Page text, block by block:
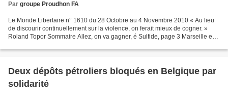
Par groupe Proudhon FA
Le Monde Libertaire n° 1610 du 28 Octobre au 4 Novembre 2010 « Au lieu
de discourir continuellement sur la violence, on ferait mieux de cogner. »
Roland Topor Sommaire Allez, on va gagner, é Sulfide, page 3 Marseille en
Deux dépôts pétroliers bloqués en Belgique par
solidarité